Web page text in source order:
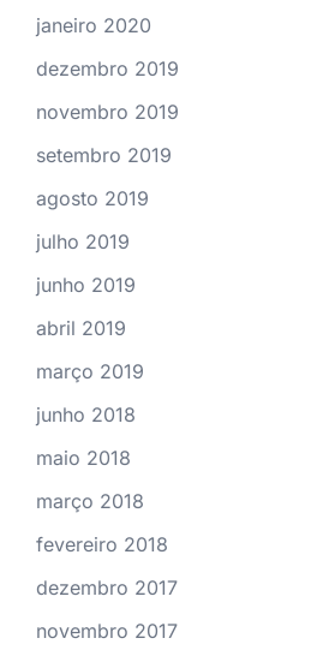
janeiro 2020
dezembro 2019
novembro 2019
setembro 2019
agosto 2019
julho 2019
junho 2019
abril 2019
março 2019
junho 2018
maio 2018
março 2018
fevereiro 2018
dezembro 2017
novembro 2017